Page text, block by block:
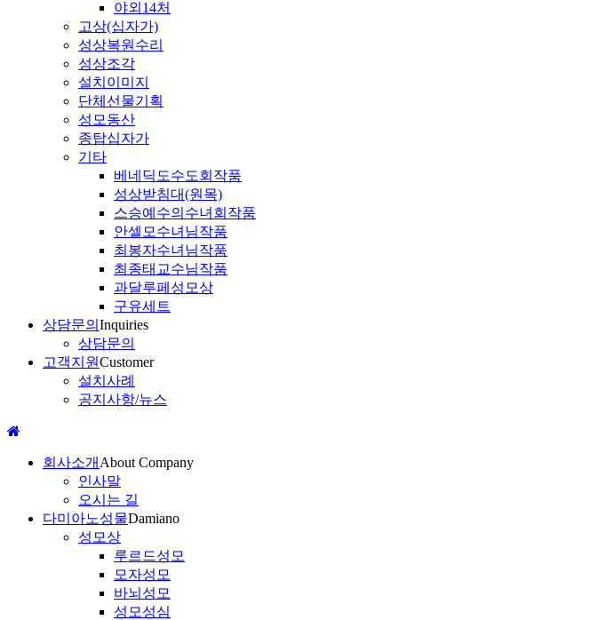
야외14처
고상(십자가)
성상복원수리
성상조각
설치이미지
단체선물기획
성모동산
종탑십자가
기타
베네딕도수도회작품
성상받침대(원목)
스승예수의수녀회작품
안셀모수녀님작품
최봉자수녀님작품
최종태교수님작품
과달루페성모상
구유세트
상담문의 Inquiries
상담문의
고객지원Customer
설치사례
공지사항/뉴스
회사소개 About Company
인사말
오시는 길
다미아노성물Damiano
성모상
루르드성모
모자성모
바뇌성모
성모성심